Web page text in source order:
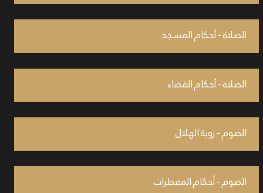
الصلاة - أحكام المسجد
الصلاة - أحكام القضاء
الصوم - روية الهلال
الصوم - أحكام المفطرات